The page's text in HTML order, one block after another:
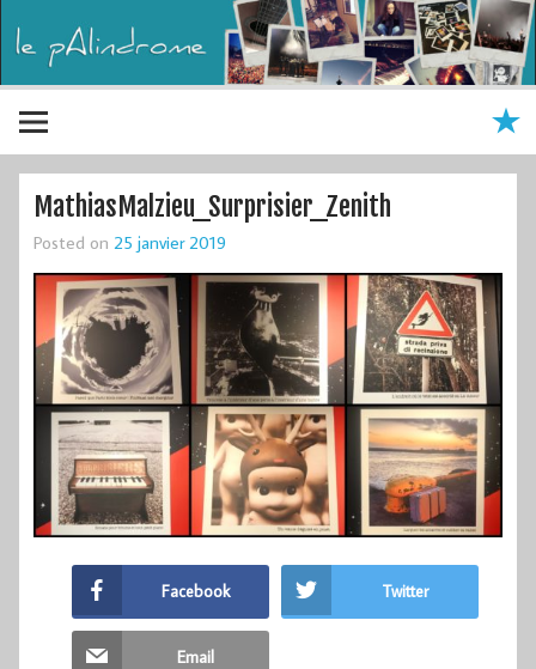
MathiasMalzieu_Surprisier_Zenith
Posted on 25 janvier 2019
Facebook Twitter
Email